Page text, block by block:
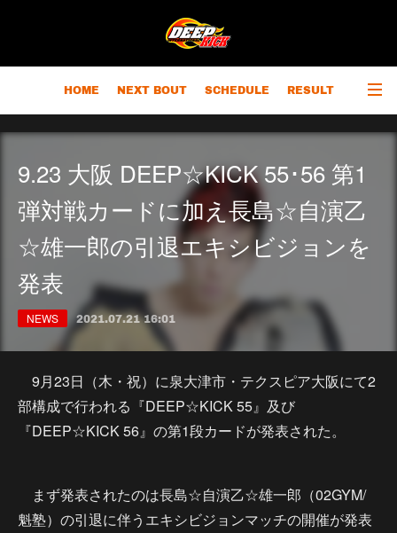
HOME NEXT BOUT SCHEDULE RESULT
RANKING CHAMPIONS OUTLINE
9.23 大阪 DEEP☆KICK 55･56 第1
弾対戦カードに加え長島☆自演乙
☆雄一郎の引退エキシビジョンを
発表
NEWS 2021.07.21 16:01
9月23日（木・祝）に泉大津市・テクスピア大阪にて2
部構成で行われる『DEEP☆KICK 55』及び
『DEEP☆KICK 56』の第1段カードが発表された。
まず発表されたのは長島☆自演乙☆雄一郎（02GYM/
魁塾）の引退に伴うエキシビジョンマッチの開催が発表